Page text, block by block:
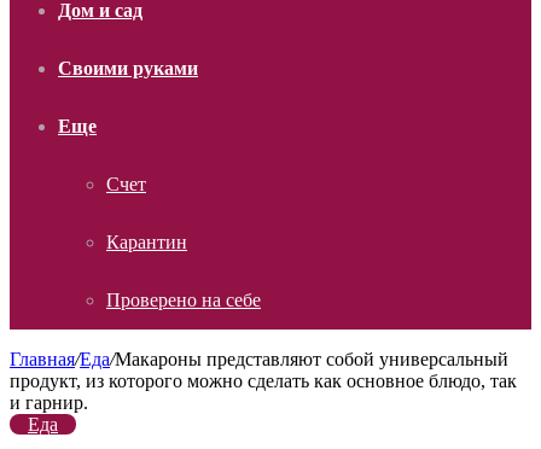
Дом и сад
Своими руками
Еще
Счет
Карантин
Проверено на себе
Главная/Еда/Макароны представляют собой универсальный
продукт, из которого можно сделать как основное блюдо, так
и гарнир.
Еда